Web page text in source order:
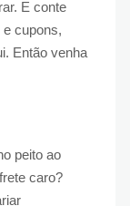
E conte
cupons,
Então venha
peito ao
caro?